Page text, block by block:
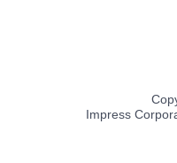
Impress